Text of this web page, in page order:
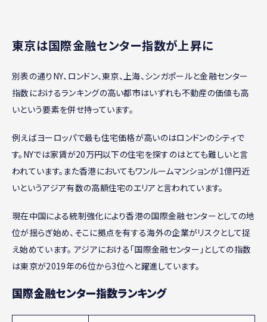
東京は国際金融センター指数が上昇に
別表の通りNY、ロンドン、東京、上海、シンガポールと金融センター
指数におけるランキングの高い都市はいずれも不動産の価値も高
いという要素を併せ持っています。
例えばヨーロッパで最も住宅価格が高いのはロンドンのシティで
す。NYでは家賃が20万円以下の住宅を探すのはとても難しいと言
われています。また香港においてもワンルームマンションが1億円近
いというアジア有数の高額住宅のエリアと言われています。
現在中国による統制強化により香港の国際金融センターとしての地
位が揺らぎ始め、そこに拠点を有する海外の企業がリスクとして捉
え始めています。 アジアにおける「国際金融センター」としての指数
は東京が2019年の6位から3位へと躍進しています。
国際金融センター指数ランキング